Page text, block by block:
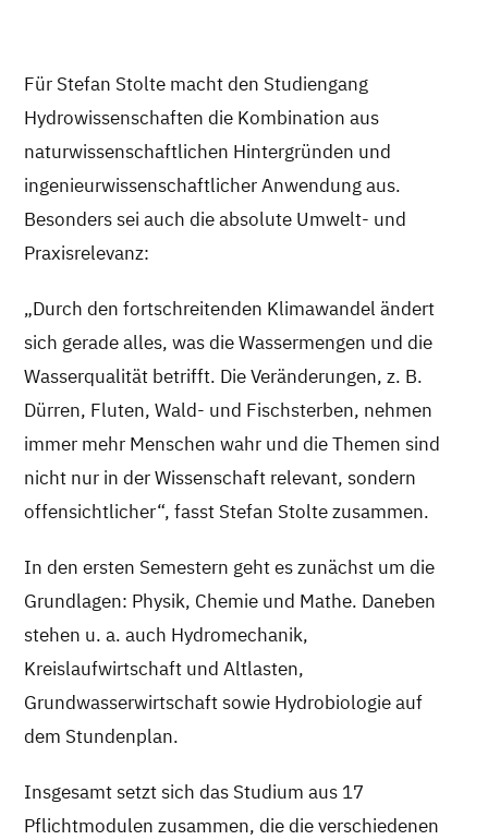
Für Stefan Stolte macht den Studiengang
Hydrowissenschaften die Kombination aus
naturwissenschaftlichen Hintergründen und
ingenieurwissenschaftlicher Anwendung aus.
Besonders sei auch die absolute Umwelt- und
Praxisrelevanz:
„Durch den fortschreitenden Klimawandel ändert
sich gerade alles, was die Wassermengen und die
Wasserqualität betrifft. Die Veränderungen, z. B.
Dürren, Fluten, Wald- und Fischsterben, nehmen
immer mehr Menschen wahr und die Themen sind
nicht nur in der Wissenschaft relevant, sondern
offensichtlicher“, fasst Stefan Stolte zusammen.
In den ersten Semestern geht es zunächst um die
Grundlagen: Physik, Chemie und Mathe. Daneben
stehen u. a. auch Hydromechanik,
Kreislaufwirtschaft und Altlasten,
Grundwasserwirtschaft sowie Hydrobiologie auf
dem Stundenplan.
Insgesamt setzt sich das Studium aus 17
Pflichtmodulen zusammen, die die verschiedenen